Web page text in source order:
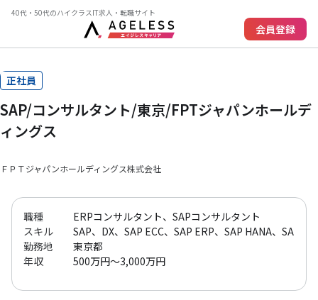
40代・50代のハイクラスIT求人・転職サイト
会員登録
正社員
SAP/コンサルタント/東京/FPTジャパンホールデ
ィングス
ＦＰＴジャパンホールディングス株式会社
職種
ERPコンサルタント、SAPコンサルタント
スキル
SAP、DX、SAP ECC、SAP ERP、SAP HANA、SAP
勤務地
東京都
年収
500万円～3,000万円